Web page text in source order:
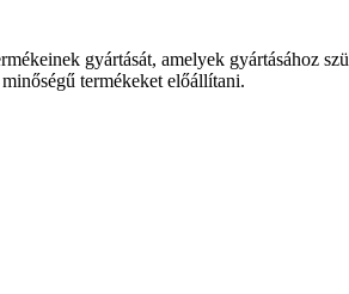
gyártását, amelyek gyártásához
termékeket előállítani.